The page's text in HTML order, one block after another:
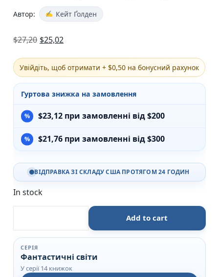
Автор: Кейт Ґолден
$27,20 $25,02
Увійдіть, щоб отримати + $0,50 на бонусний рахунок
Гуртова знижка на замовлення
$23,12 при замовленні від $200
$21,76 при замовленні від $300
ВІДПРАВКА ЗІ СКЛАДУ США ПРОТЯГОМ 24 ГОДИН
In stock
Світанок Оніксу - Кейт Ґолден - Рідна мова quantity
Add to cart
СЕРІЯ
Фантастичні світи
У серії 14 книжок